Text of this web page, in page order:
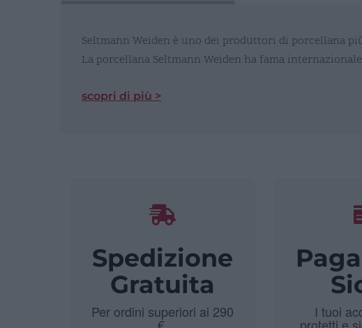
Seltmann Weiden è uno dei produttori di porcellana
La porcellana Seltmann Weiden ha fama
scopri di più >
Spedizione
Gratuita
Per ordini superiori ai 290
€.
I tuoi
protetti e